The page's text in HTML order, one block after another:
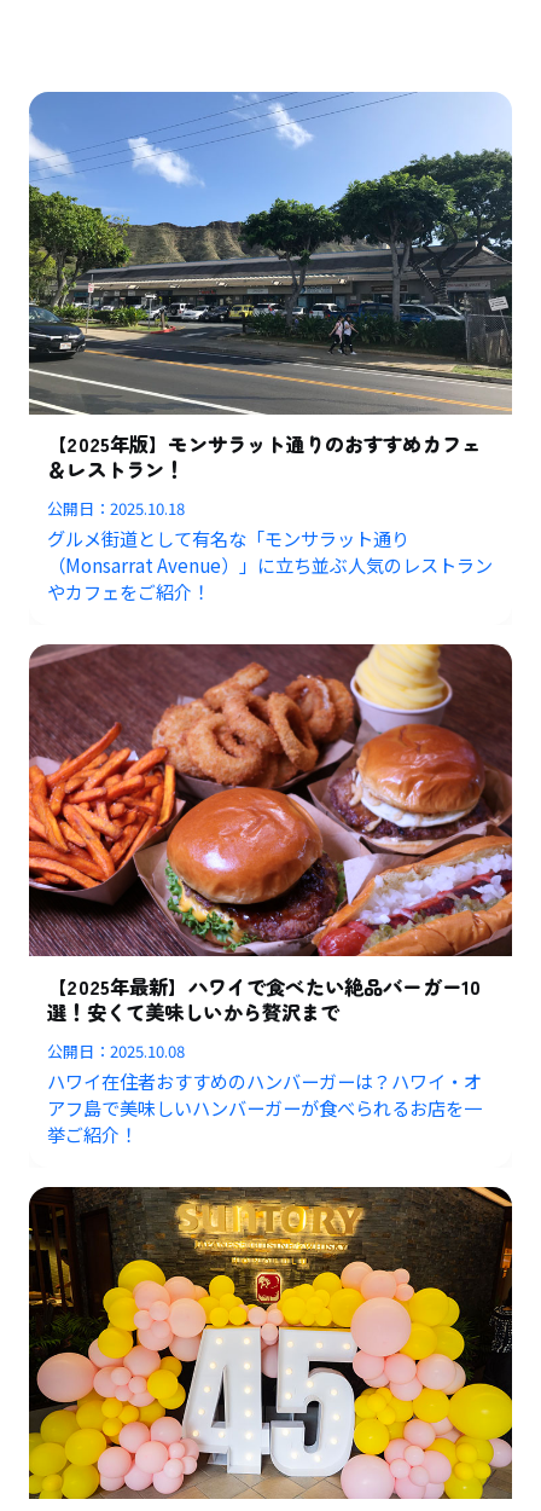
【2025年版】モンサラット通りのおすすめカフェ
＆レストラン！
公開日：2025.10.18
グルメ街道として有名な「モンサラット通り
（Monsarrat Avenue）」に立ち並ぶ人気のレストラン
やカフェをご紹介！
【2025年最新】ハワイで食べたい絶品バーガー10
選！安くて美味しいから贅沢まで
公開日：2025.10.08
ハワイ在住者おすすめのハンバーガーは？ハワイ・オ
アフ島で美味しいハンバーガーが食べられるお店を一
挙ご紹介！